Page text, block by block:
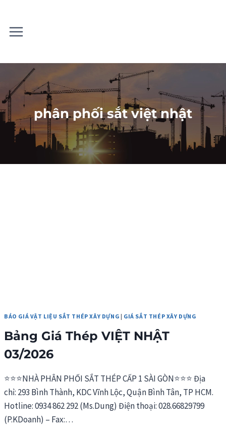
content
phân phối sắt việt nhật
BÁO GIÁ VẬT LIỆU SẮT THÉP XÂY DỰNG | GIÁ SẮT THÉP XÂY DỰNG
Bảng Giá Thép VIỆT NHẬT
03/2026
⭐⭐⭐NHÀ PHÂN PHỐI SẮT THÉP CẤP 1 SÀI GÒN⭐⭐⭐ Địa
chỉ: 293 Bình Thành, KDC Vĩnh Lộc, Quận Bình Tân, TP HCM.
Hotline: 0934 862 292 (Ms.Dung) Điện thoại: 028.66829799
(P.KDoanh) – Fax:…